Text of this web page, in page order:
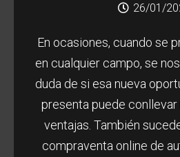
26/01/
En ocasiones, cuando se
en cualquier campo, se
duda de si esa nueva
presenta puede
ventajas. También
compraventa online de